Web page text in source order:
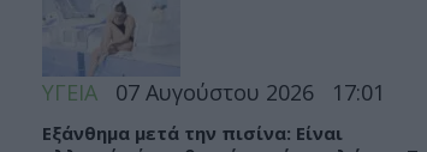
ΥΓΕΙΑ 07 Αυγούστου 2026 17:01
Εξάνθημα μετά την πισίνα: Είναι